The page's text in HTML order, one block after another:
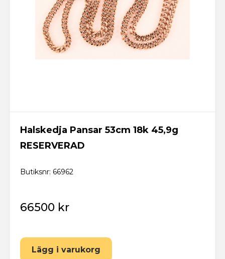
Logga in
Glömt lösenordet? Fixa ett nytt här!
Skicka
Halskedja Pansar 53cm 18k 45,9g
RESERVERAD
Butiksnr: 66962
66500 kr
Lägg i varukorg